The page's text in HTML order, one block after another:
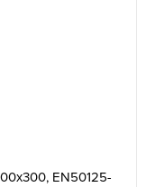
EN50125-